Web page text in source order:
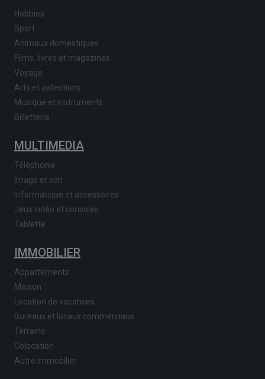
Hobbies
Sport
Animaux domestiques
Films, livres et magazines
Voyage
Arts et collections
Musique et instruments
Billetterie
MULTIMEDIA
Téléphonie
Image et son
Informatique et accessoires
Jeux vidéo et consoles
Tablette
IMMOBILIER
Appartements
Maison
Location de vacances
Bureaux et locaux commerciaux
Terrains
Colocation
Autre immobilier